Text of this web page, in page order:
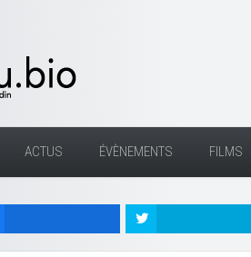
ACTUS ÉVÈNEMENTS FILMS